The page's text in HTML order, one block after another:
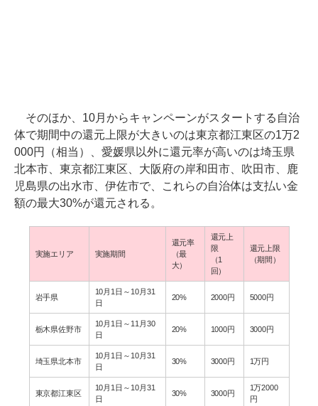
そのほか、10月からキャンペーンがスタートする自治
体で期間中の還元上限が大きいのは東京都江東区の1万2
000円（相当）、愛媛県以外に還元率が高いのは埼玉県
北本市、東京都江東区、大阪府の岸和田市、吹田市、鹿
児島県の出水市、伊佐市で、これらの自治体は支払い金
額の最大30%が還元される。
実施エリア 実施期間
還元率
（最
大）
還元上
限
（1
回）
還元上限
（期間）
岩手県
10月1日～10月31
日
20% 2000円 5000円
栃木県佐野市
10月1日～11月30
日
20% 1000円 3000円
埼玉県北本市
10月1日～10月31
日
30% 3000円 1万円
東京都江東区
10月1日～10月31
日
30% 3000円
1万2000
円